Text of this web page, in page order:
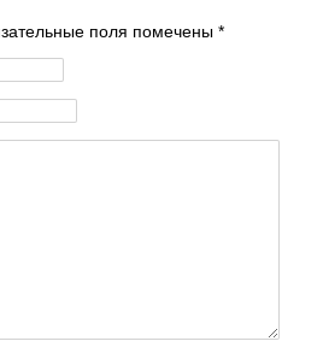
поля помечены *